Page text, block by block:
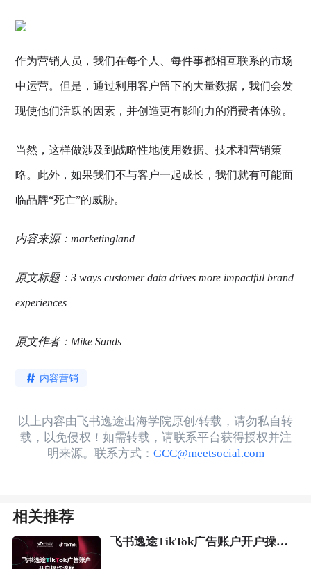
作为营销人员，我们在每个人、每件事都相互联系的市场
中运营。但是，通过利用客户留下的大量数据，我们会发
现使他们活跃的因素，并创造更有影响力的消费者体验。
当然，这样做涉及到战略性地使用数据、技术和营销策
略。此外，如果我们不与客户一起成长，我们就有可能面
临品牌“死亡”的威胁。
内容来源：marketingland
原文标题：3 ways customer data drives more impactful brand
experiences
原文作者：Mike Sands
内容营销
以上内容由飞书逸途出海学院原创/转载，请勿私自转
载，以免侵权！如需转载，请联系平台获得授权并注
明来源。联系方式： GCC@meetsocial.com
相关推荐
飞书逸途TikTok广告账户开户操作流程